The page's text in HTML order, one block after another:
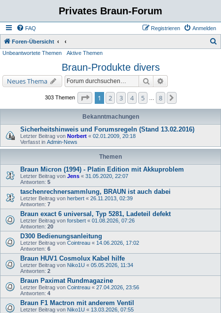
Privates Braun-Forum
FAQ Anmelden
Registrieren
Foren-Übersicht
Unbeantwortete Themen Aktive Themen
Braun-Produkte divers
Neues Thema Suche
303 Themen Seite von
1 2 3 4 5 8
Bekanntmachungen
Sicherheitshinweis und Forumsregeln (Stand 13.02.2016)
Letzter Beitrag von Norbert « 02.01.2009, 20:18
Verfasst in Admin-News
Themen
Braun Micron (1994) - Platin Edition mit Akkuproblem
Letzter Beitrag von Jens « 31.05.2020, 22:07
Antworten: 5
taschenrechnersammlung, BRAUN ist auch dabei
Letzter Beitrag von herbert « 26.11.2013, 02:39
Antworten: 7
Braun exact 6 universal, Typ 5281, Ladeteil defekt
Letzter Beitrag von forsbert « 01.08.2026, 07:26
Antworten: 20
D300 Bedienungsanleitung
Letzter Beitrag von Cointreau « 14.06.2026, 17:02
Antworten: 6
Braun HUV1 Cosmolux Kabel hilfe
Letzter Beitrag von Niko1U « 05.05.2026, 11:34
Antworten: 2
Braun Paximat Rundmagazine
Letzter Beitrag von Cointreau « 27.04.2026, 23:56
Antworten: 4
Braun F1 Mactron mit anderem Ventil
Letzter Beitrag von Niko1U « 13.03.2026, 07:55